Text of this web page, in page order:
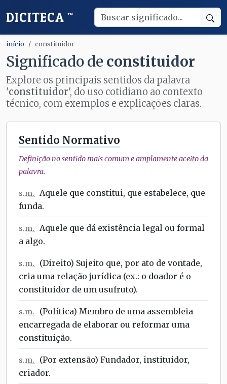
DICITECA ™
início constituidor
Significado de constituidor
Explore os principais sentidos da palavra
'constituidor', do uso cotidiano ao contexto
técnico, com exemplos e explicações claras.
Sentido Normativo
Definição no sentido mais comum e amplamente aceito da
palavra.
s.m.
Aquele que constitui, que estabelece, que
funda.
s.m.
Aquele que dá existência legal ou formal
a algo.
s.m.
(Direito) Sujeito que, por ato de vontade,
cria uma relação jurídica (ex.: o doador é o
constituidor de um usufruto).
s.m.
(Política) Membro de uma assembleia
encarregada de elaborar ou reformar uma
constituição.
s.m.
(Por extensão) Fundador, instituidor,
criador.